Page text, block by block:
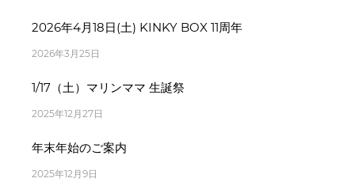
2026年4月18日(土) KINKY BOX 11周年
2026年3月25日
1/17（土）マリンママ 生誕祭
2025年12月27日
年末年始のご案内
2025年12月9日